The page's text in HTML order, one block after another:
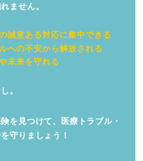
ません。
誠意ある対応に集中できる
への不安から解放される
未来を守れる
。
を見つけて、医療トラブル・
守りましょう！